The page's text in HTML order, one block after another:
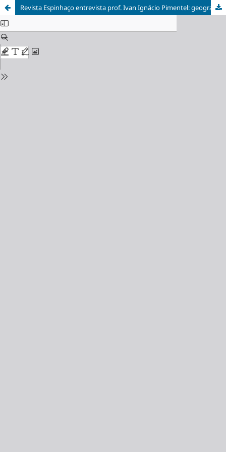
Revista Espinhaço entrevista prof. Ivan Ignácio Pimentel: geografias invisíveis nos estudos sobre gênero e raça na cidade